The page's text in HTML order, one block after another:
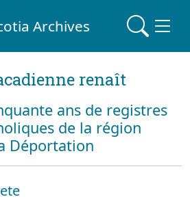
Archives
renaît
ans de registres
de la région
Déportation